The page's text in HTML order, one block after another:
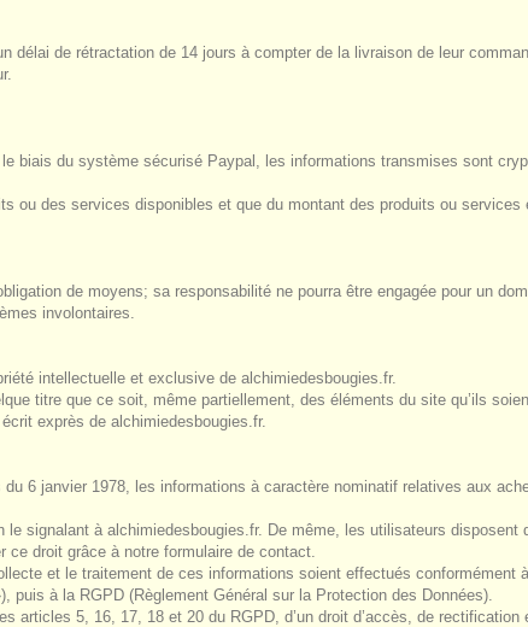
délai de rétractation de 14 jours à compter de la livraison de leur
biais du système sécurisé Paypal, les informations transmises sont
ou des services disponibles et que du montant des produits ou services
de moyens; sa responsabilité ne pourra être engagée pour un
involontaires.
intellectuelle et exclusive de alchimiedesbougies.fr.
titre que ce soit, même partiellement, des éléments du site qu’ils
exprès de alchimiedesbougies.fr.
6 janvier 1978, les informations à caractère nominatif relatives aux
signalant à alchimiedesbougies.fr. De même, les utilisateurs disposent
droit grâce à notre formulaire de contact.
et le traitement de ces informations soient effectués conformément
à la RGPD (Règlement Général sur la Protection des Données).
articles 5, 16, 17, 18 et 20 du RGPD, d’un droit d’accès, de